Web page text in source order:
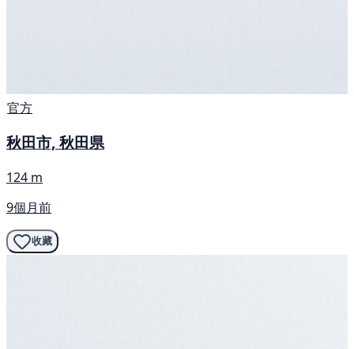
官方
秋田市, 秋田県
124 m
9個月前
收藏